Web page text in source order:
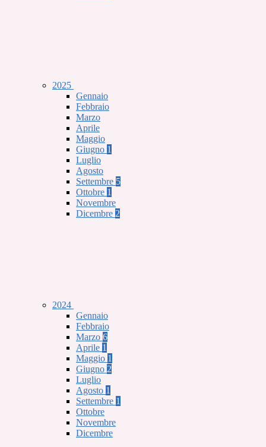
2025
Gennaio
Febbraio
Marzo
Aprile
Maggio
Giugno 1
Luglio
Agosto
Settembre 5
Ottobre 1
Novembre
Dicembre 2
2024
Gennaio
Febbraio
Marzo 6
Aprile 1
Maggio 1
Giugno 2
Luglio
Agosto 1
Settembre 1
Ottobre
Novembre
Dicembre